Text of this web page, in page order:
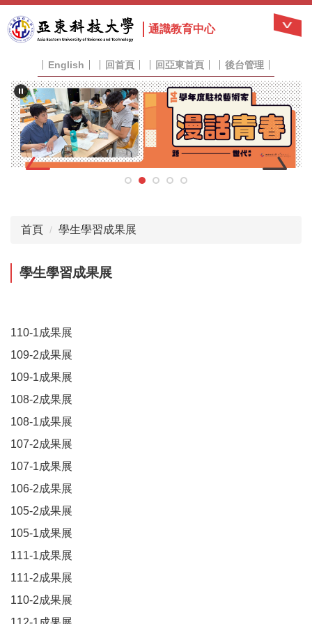
到
主
容
區
通識教育中心
English 回首頁 回亞東首頁 後台管理
首頁 學生學習成果展
學生學習成果展
110-1成果展
109-2成果展
109-1成果展
108-2成果展
108-1成果展
107-2成果展
107-1成果展
106-2成果展
105-2成果展
105-1成果展
111-1成果展
111-2成果展
110-2成果展